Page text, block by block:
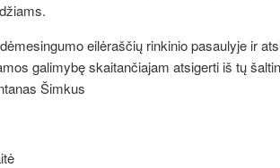
eilėraščių rinkinio pasaulyje ir
galimybę skaitančiajam atsigerti iš tų
Šimkus